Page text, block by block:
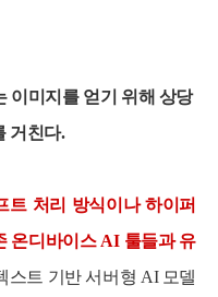
이미지를 얻기 위해 상당
거친다.
트 처리 방식이나 하이퍼
온디바이스 AI 툴들과 유
스트 기반 서버형 AI 모델